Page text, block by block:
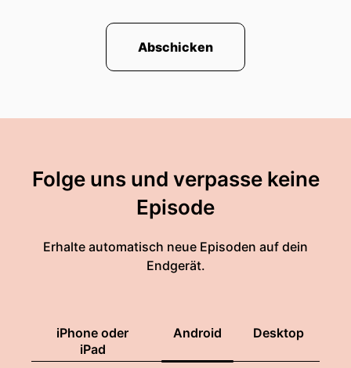
Abschicken
Folge uns und verpasse keine
Episode
Erhalte automatisch neue Episoden auf dein
Endgerät.
iPhone oder
iPad
Android Desktop